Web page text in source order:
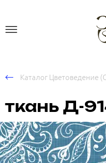
Каталог Цветоведение
ткань Д-